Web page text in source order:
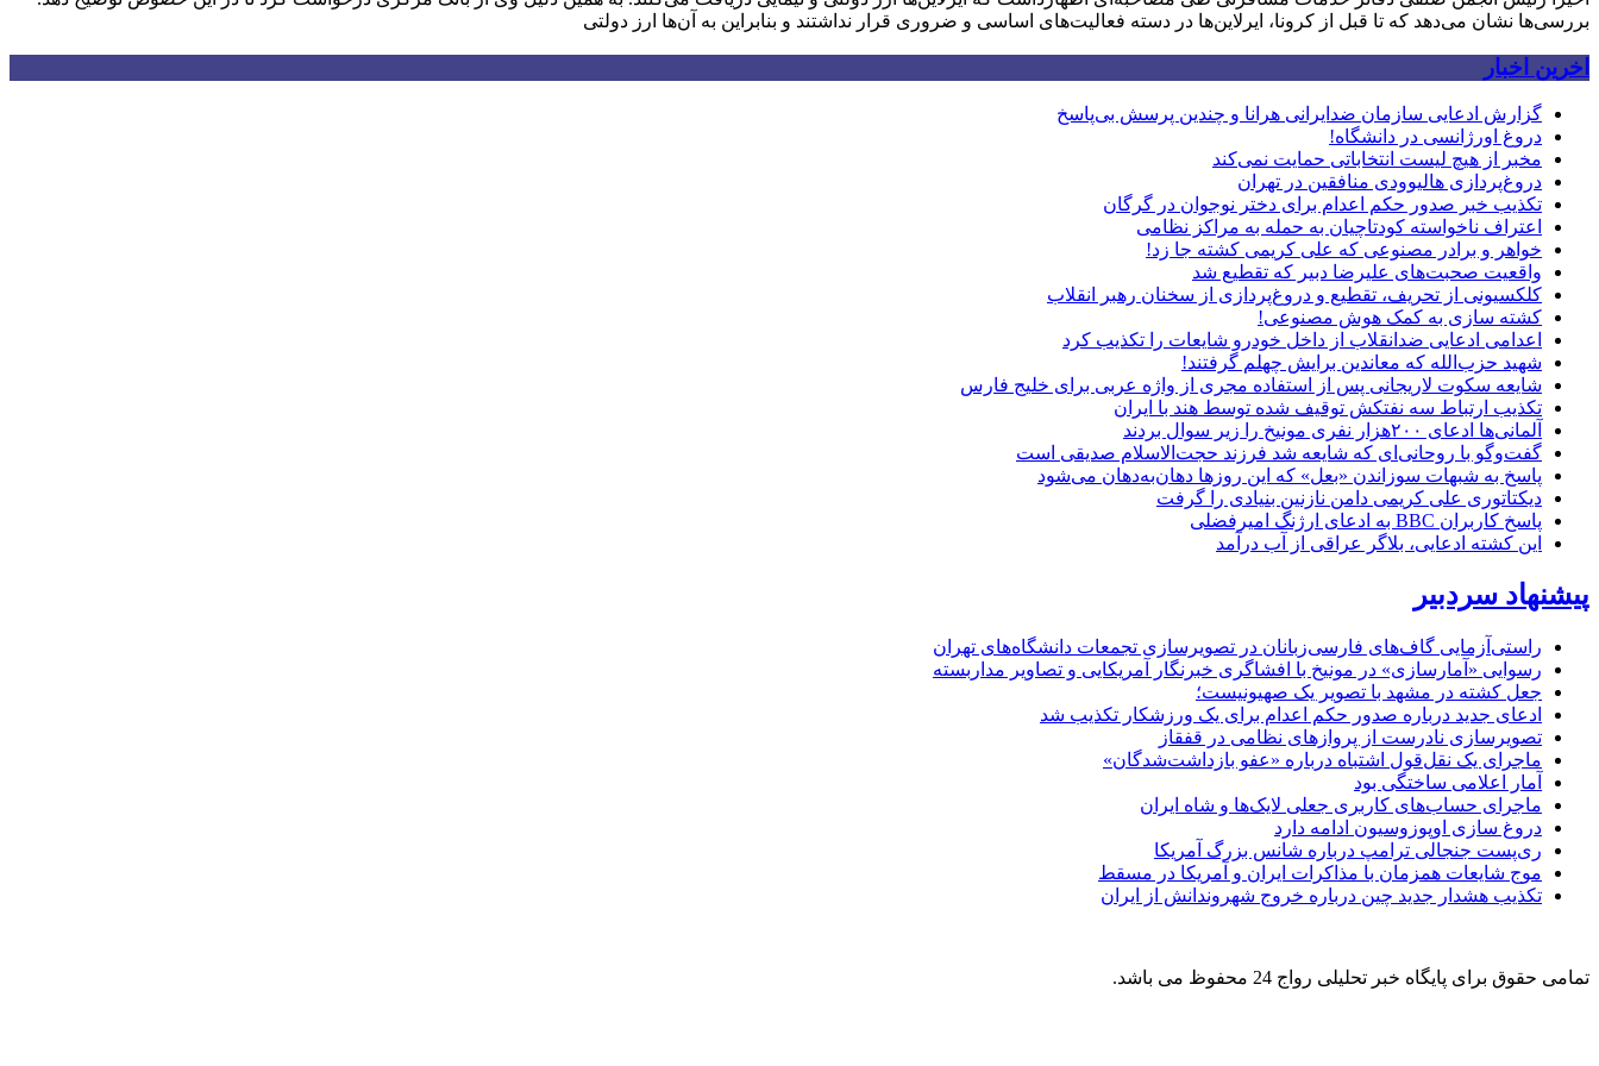
بررسی‌ها نشان می‌دهد که تا قبل از کرونا، ایرلاین‌ها در دسته فعالیت‌های اساسی و ضروری قرار نداشتند و بنابراین به آن‌ها ارز دولتی
اخرین اخبار
گزارش ادعایی سازمان ضدایرانی هرانا و چندین پرسش بی‌پاسخ
دروغ اورژانسی در دانشگاه!
مخبر از هیچ لیست انتخاباتی حمایت نمی‌کند
دروغ‌پردازی هالیوودی منافقین در تهران
تکذیب خبر صدور حکم اعدام برای دختر نوجوان در گرگان
اعتراف ناخواسته کودتاچیان به حمله به مراکز نظامی
خواهر و برادر مصنوعی که علی کریمی کشته جا زد!
واقعیت صحبت‌های علیرضا دبیر که تقطیع شد
کلکسیونی از تحریف، تقطیع و دروغ‌پردازی از سخنان رهبر انقلاب
کشته سازی به کمک هوش مصنوعی!
اعدامی ادعایی ضدانقلاب از داخل خودرو شایعات را تکذیب کرد
شهید حزب‌الله که معاندین برایش چهلم گرفتند!
شایعه سکوت لاریجانی پس از استفاده مجری از واژه عربی برای خلیج فارس
تکذیب ارتباط سه نفتکش توقیف شده توسط هند با ایران
آلمانی‌ها ادعای ۲۰۰هزار نفری مونیخ را زیر سوال بردند
گفت‌وگو با روحانی‌ای که شایعه شد فرزند حجت‌الاسلام صدیقی است
پاسخ به شبهات سوزاندن «بعل» که این روزها دهان‌به‌دهان می‌شود
دیکتاتوری علی کریمی دامن نازنین بنیادی را گرفت
پاسخ کاربران BBC به ادعای ارژنگ امیرفضلی
این کشته ادعایی، بلاگر عراقی از آب درآمد
پیشنهاد سردبیر
راستی‌آزمایی گاف‌های فارسی‌زبانان در تصویرسازی تجمعات دانشگاه‌های تهران
رسوایی «آمارسازی» در مونیخ با افشاگری خبرنگار آمریکایی و تصاویر مداربسته
جعل کشته در مشهد با تصویر یک صهیونیست؛
ادعای جدید درباره صدور حکم اعدام برای یک ورزشکار تکذیب شد
تصویرسازی نادرست از پروازهای نظامی در قفقاز
ماجرای یک نقل‌قول اشتباه درباره «عفو بازداشت‌شدگان»
آمار اعلامی ساختگی بود
ماجرای حساب‌های کاربری جعلی لایک‌ها و شاه ایران
دروغ سازی اوپوزوسیون ادامه دارد
ری‌پست جنجالی ترامپ درباره شانس بزرگ آمریکا
موج شایعات همزمان با مذاکرات ایران و آمریکا در مسقط
تکذیب هشدار جدید چین درباره خروج شهروندانش از ایران
تمامی حقوق برای پایگاه خبر تحلیلی رواج 24 محفوظ می باشد.